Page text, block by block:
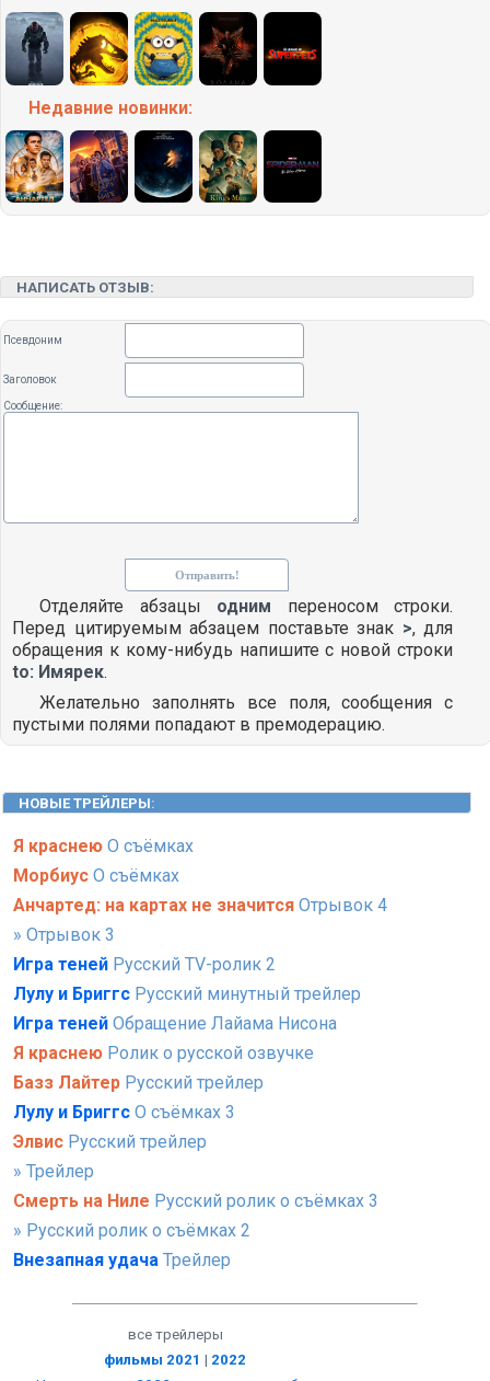
Недавние новинки:
НАПИСАТЬ ОТЗЫВ:
Псевдоним
Заголовок
Сообщение:
Отделяйте абзацы одним переносом строки.
Перед цитируемым абзацем поставьте знак >, для
обращения к кому-нибудь напишите с новой строки
to: Имярек.
Желательно заполнять все поля, сообщения с
пустыми полями попадают в премодерацию.
НОВЫЕ ТРЕЙЛЕРЫ:
Я краснею О съёмках
Морбиус О съёмках
Анчартед: на картах не значится Отрывок 4
» Отрывок 3
Игра теней Русский TV-ролик 2
Лулу и Бриггс Русский минутный трейлер
Игра теней Обращение Лайама Нисона
Я краснею Ролик о русской озвучке
Базз Лайтер Русский трейлер
Лулу и Бриггс О съёмках 3
Элвис Русский трейлер
» Трейлер
Смерть на Ниле Русский ролик о съёмках 3
» Русский ролик о съёмках 2
Внезапная удача Трейлер
все трейлеры
фильмы 2021 | 2022